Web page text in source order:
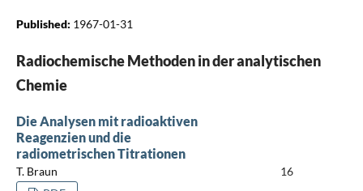
Published: 1967-01-31
Radiochemische Methoden in der analytischen
Chemie
Die Analysen mit radioaktiven
Reagenzien und die
radiometrischen Titrationen
T. Braun
16